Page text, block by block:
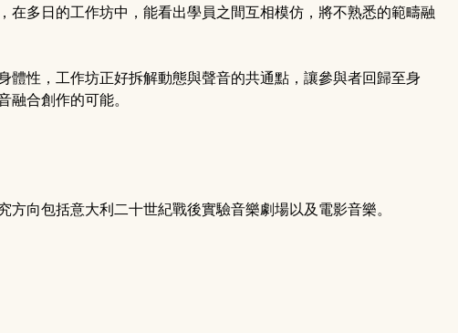
在多日的工作坊中，能看出學員之間互相模仿，將不熟悉的範疇融
體性，工作坊正好拆解動態與聲音的共通點，讓參與者回歸至身
融合創作的可能。
方向包括意大利二十世紀戰後實驗音樂劇場以及電影音樂。